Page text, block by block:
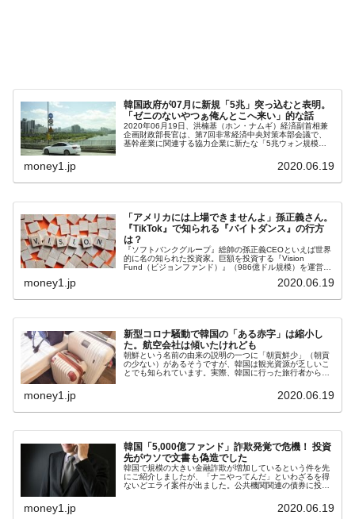
韓国政府が07月に新規「5兆」突っ込むと表明。
「ゼニのないやつぁ俺んとこへ来い」的な話
2020年06月19日、洪楠基（ホン・ナムギ）経済副首相兼
企画財政部長官は、第7回非常経済中央対策本部会議で、
基幹産業に関連する協力企業に新たな「5兆ウォン規模」
money1.jp 2020.06.19
「アメリカには上場できませんよ」孫正義さん。
『TikTok』で知られる『バイトダンス』の行方
は？
『ソフトバンクグループ』総帥の孫正義CEOといえば世界
的に名の知られた投資家。巨額を投資する『Vision
Fund（ビジョンファンド）』（986億ドル規模）を運営し
money1.jp 2020.06.19
新型コロナ騒動で韓国の「ある赤字」は縮小し
た。航空会社は傾いたけれども
朝鮮という名前の由来の説明の一つに「朝貢鮮少」（朝貢
の少ない）があるそうですが、韓国は観光資源が乏しいこ
とでも知られています。実際、韓国に行った旅行者から
money1.jp 2020.06.19
韓国「5,000億ファンド」詐欺発覚で危機！ 投資
先がウソで文書も偽造でした
韓国で規模の大きい金融詐欺が増加しているという件を先
にご紹介しましたが、「ナニやってんだ」といわざるを得
ないどエライ案件が出ました。公共機関関連の債券に投資
money1.jp 2020.06.19